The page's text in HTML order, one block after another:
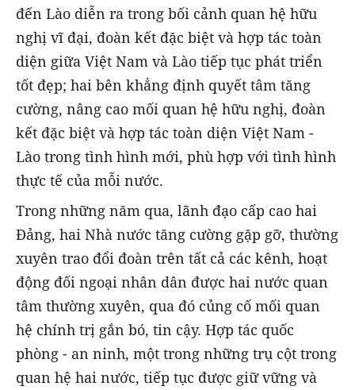
đến Lào diễn ra trong bối cảnh quan hệ hữu
nghị vĩ đại, đoàn kết đặc biệt và hợp tác toàn
diện giữa Việt Nam và Lào tiếp tục phát triển
tốt đẹp; hai bên khẳng định quyết tâm tăng
cường, nâng cao mối quan hệ hữu nghị, đoàn
kết đặc biệt và hợp tác toàn diện Việt Nam -
Lào trong tình hình mới, phù hợp với tình hình
thực tế của mỗi nước.
Trong những năm qua, lãnh đạo cấp cao hai
Đảng, hai Nhà nước tăng cường gặp gỡ, thường
xuyên trao đổi đoàn trên tất cả các kênh, hoạt
động đối ngoại nhân dân được hai nước quan
tâm thường xuyên, qua đó củng cố mối quan
hệ chính trị gắn bó, tin cậy. Hợp tác quốc
phòng - an ninh, một trong những trụ cột trong
quan hệ hai nước, tiếp tục được giữ vững và